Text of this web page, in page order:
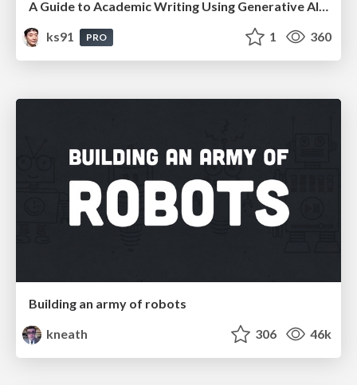
A Guide to Academic Writing Using Generative AI - A Workshop
ks91
PRO 1 360
Building an army of robots
kneath
306 46k